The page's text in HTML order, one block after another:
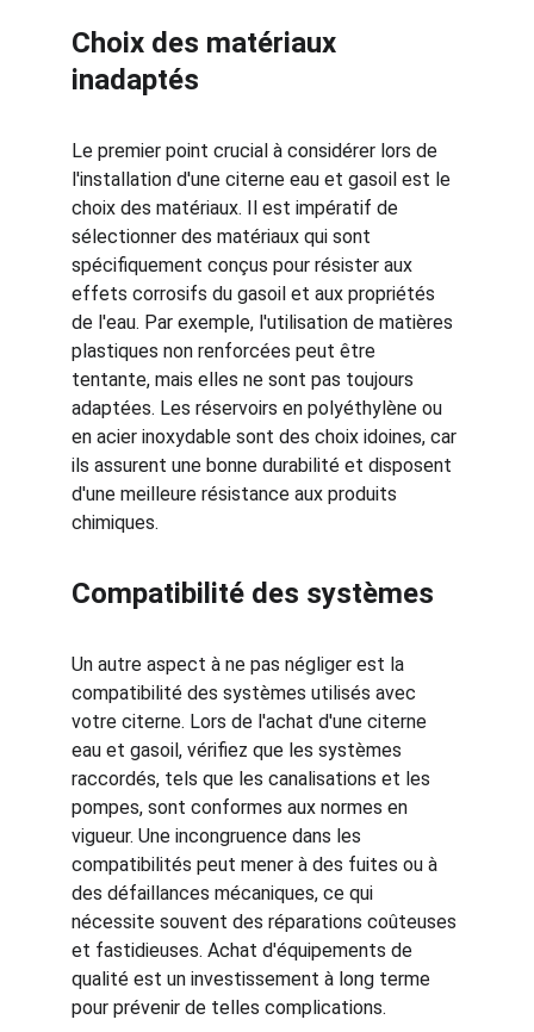
Choix des matériaux
inadaptés
Le premier point crucial à considérer lors de
l'installation d'une citerne eau et gasoil est le
choix des matériaux. Il est impératif de
sélectionner des matériaux qui sont
spécifiquement conçus pour résister aux
effets corrosifs du gasoil et aux propriétés
de l'eau. Par exemple, l'utilisation de matières
plastiques non renforcées peut être
tentante, mais elles ne sont pas toujours
adaptées. Les réservoirs en polyéthylène ou
en acier inoxydable sont des choix idoines, car
ils assurent une bonne durabilité et disposent
d'une meilleure résistance aux produits
chimiques.
Compatibilité des systèmes
Un autre aspect à ne pas négliger est la
compatibilité des systèmes utilisés avec
votre citerne. Lors de l'achat d'une citerne
eau et gasoil, vérifiez que les systèmes
raccordés, tels que les canalisations et les
pompes, sont conformes aux normes en
vigueur. Une incongruence dans les
compatibilités peut mener à des fuites ou à
des défaillances mécaniques, ce qui
nécessite souvent des réparations coûteuses
et fastidieuses. Achat d'équipements de
qualité est un investissement à long terme
pour prévenir de telles complications.